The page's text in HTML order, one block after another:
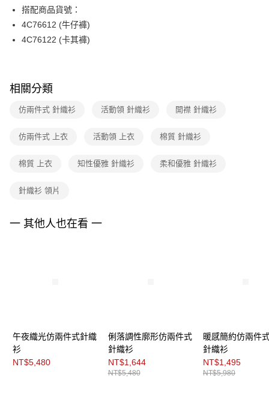
１．於結帳方式選擇「AFTEE先享後付」後，將跳轉至「AFTEE先享後付」
結帳頁面，進行簡訊認證並確認金額後，即可完成結帳。
２．訂單成立數日內，您將收到繳費通知簡訊。
３．收到繳費通知簡訊後14天內，點擊此簡訊中的連結，可透過四大超商／
後付繳納相關費用。
※ 交易是否成功請以「AFTEE先享後付 」之結帳頁面顯示為準，若有關於
客戶支援中心」https://netprotections.freshdesk.com/support/home
【注意事項】
權轉讓予恩沛科技股份有限公司。
https://aftee.tw/terms/#terms3
任。
付款後7-11取貨
每筆NT$90，滿NT$3,600(含以上)免運費
離島宅配 (蘭嶼恕不配送)
每筆NT$200，滿NT$8,000(含以上)免運費
付款後門市自取
搭配商品貨號：
4C76612 (牛仔褲)
4C76122 (卡其褲)
相關分類
仿兩件式 針織衫 活動領 針織衫 開襟 針織衫
仿兩件式 上衣 活動領 上衣 棉質 針織衫
棉質 上衣 知性優雅 針織衫 柔和優雅 針織衫
針織衫 領片
一 其他人也在看 一
午夜織光仿兩件式針織
衫
NT$5,480
俐落調性廓形仿兩件式
針織衫
NT$1,644
NT$5,480
暖感簡約仿兩件
針織衫
NT$1,495
NT$5,980